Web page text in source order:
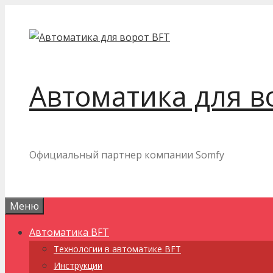
содержимому
Автоматика для
Официальный партнер компании Somfy
Меню
Автоматика BFT
Технологии в автоматике BFT
Инструкции